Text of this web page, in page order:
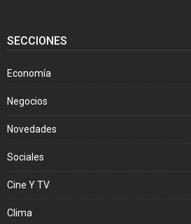
SECCIONES
Economía
Negocios
Novedades
Sociales
Cine Y TV
Clima